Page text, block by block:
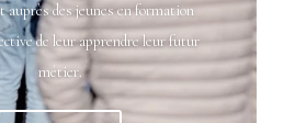
auprès des jeunes en formation
de leur apprendre leur futur
métier.